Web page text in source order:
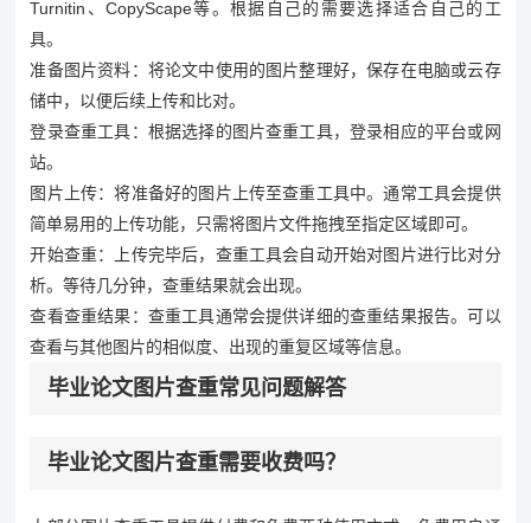
Turnitin、CopyScape等。根据自己的需要选择适合自己的工
具。
准备图片资料：将论文中使用的图片整理好，保存在电脑或云存
储中，以便后续上传和比对。
登录查重工具：根据选择的图片查重工具，登录相应的平台或网
站。
图片上传：将准备好的图片上传至查重工具中。通常工具会提供
简单易用的上传功能，只需将图片文件拖拽至指定区域即可。
开始查重：上传完毕后，查重工具会自动开始对图片进行比对分
析。等待几分钟，查重结果就会出现。
查看查重结果：查重工具通常会提供详细的查重结果报告。可以
查看与其他图片的相似度、出现的重复区域等信息。
毕业论文图片查重常见问题解答
毕业论文图片查重需要收费吗？